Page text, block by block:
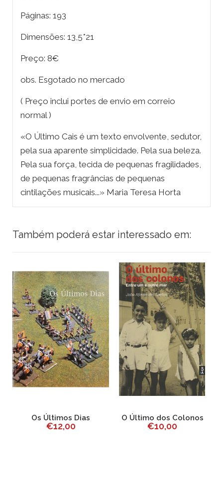
Páginas: 193
Dimensões: 13,5*21
Preço: 8€
obs. Esgotado no mercado
( Preço inclui portes de envio em correio
normal )
«O Último Cais é um texto envolvente, sedutor,
pela sua aparente simplicidade. Pela sua beleza.
Pela sua força, tecida de pequenas fragilidades,
de pequenas fragrâncias de pequenas
cintilações musicais...» Maria Teresa Horta
Também poderá estar interessado em:
Os Últimos Dias
€12,00
O Último dos Colonos
€10,00